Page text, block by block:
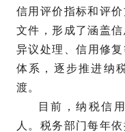
信用评价指标和评
文件，形成了涵盖
异议处理、信用修
体系，逐步推进纳
渡。
目前，纳税信
人。税务部门每年